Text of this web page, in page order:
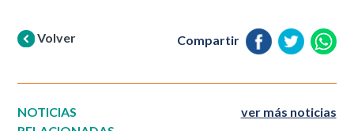
Volver Compartir
NOTICIAS
ver más noticias